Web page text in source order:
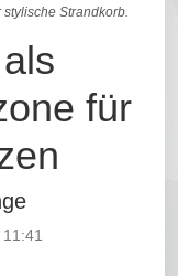
Strandkorb.
für